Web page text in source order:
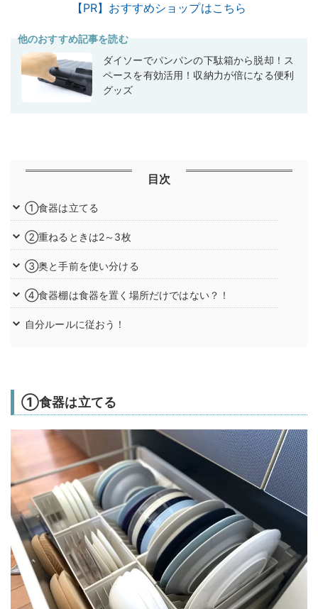
【PR】おすすめショップはこちら
他のおすすめ記事を読む
ダイソーでパンパンの下駄箱から脱却！ス
ペースを有効活用！収納力が倍になる便利
グッズ
目次
①食器は立てる
②重ねるときは2～3枚
③奥と手前を使い分ける
④食器棚は食器を置く場所だけではない？！
自分ルールに従おう！
①食器は立てる